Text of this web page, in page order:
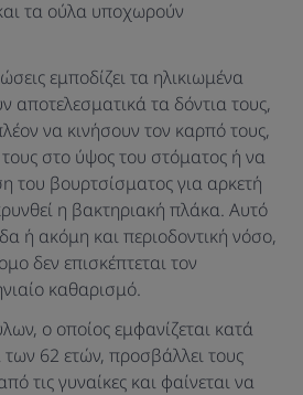
τα ούλα υποχωρούν
εμποδίζει τα ηλικιωμένα
αποτελεσματικά τα δόντια τους,
να κινήσουν τον καρπό τους,
στο ύψος του στόματος ή να
του βουρτσίσματος για αρκετή
η βακτηριακή πλάκα. Αυτό
ή ακόμη και περιοδοντική νόσο,
δεν επισκέπτεται τον
καθαρισμό.
ο οποίος εμφανίζεται κατά
62 ετών, προσβάλλει τους
τις γυναίκες και φαίνεται να